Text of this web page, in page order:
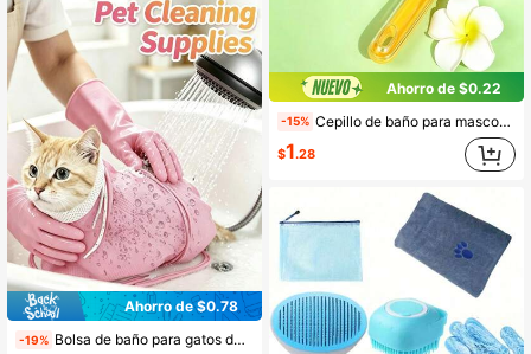
Ahorro de $0.78
-19% Bolsa de baño para gatos de malla transpirable ajustable en 2 colores, guantes de baño de silicona antiarañazos, bolsa de baño multifuncional anti-mordeduras para mascotas, adecuada para corte de uñas de gato, limpieza de oídos y aseo, suministros de limpieza para mascotas en rosa y azul
Ahorro de $0.22
-15% Cepillo de baño para mascotas con dispensador de líquido, peine de baño de silicona con cerdas suaves y espuma de un solo toque, universal para gatos y perros, cepillo de limpieza y frotado sin esfuerzo, herramienta de aseo para mascotas con mango ergonómico curvo antideslizante, esencial para la limpieza del hogar
$1.28